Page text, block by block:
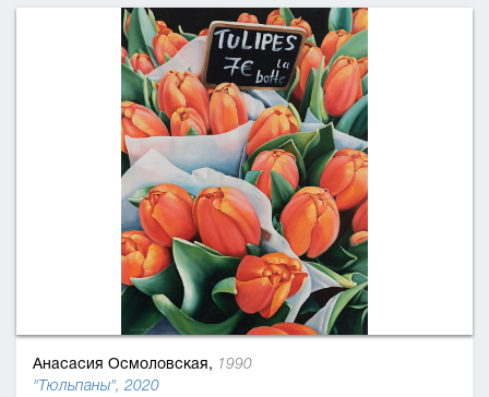
Анасасия Осмоловская, 1990
"Тюльпаны", 2020